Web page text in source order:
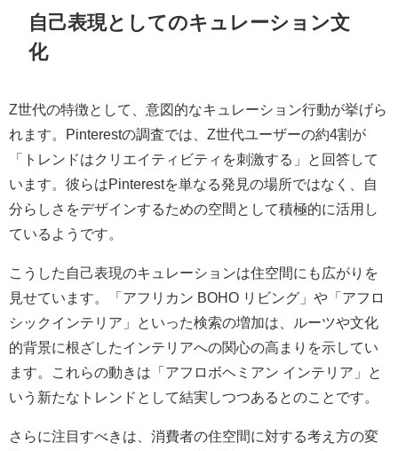
自己表現としてのキュレーション文
化
Z世代の特徴として、意図的なキュレーション行動が挙げら
れます。Pinterestの調査では、Z世代ユーザーの約4割が
「トレンドはクリエイティビティを刺激する」と回答して
います。彼らはPinterestを単なる発見の場所ではなく、自
分らしさをデザインするための空間として積極的に活用し
ているようです。
こうした自己表現のキュレーションは住空間にも広がりを
見せています。「アフリカン BOHO リビング」や「アフロ
シックインテリア」といった検索の増加は、ルーツや文化
的背景に根ざしたインテリアへの関心の高まりを示してい
ます。これらの動きは「アフロボヘミアン インテリア」と
いう新たなトレンドとして結実しつつあるとのことです。
さらに注目すべきは、消費者の住空間に対する考え方の変